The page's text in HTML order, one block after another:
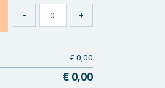
€ 0,00
€ 0,00